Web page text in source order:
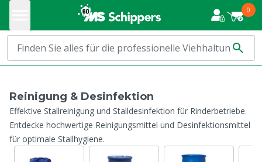
0
Reinigung & Desinfektion
Effektive Stallreinigung und Stalldesinfektion für Rinderbetriebe.
Entdecke hochwertige Reinigungsmittel und Desinfektionsmittel
für optimale Stallhygiene.